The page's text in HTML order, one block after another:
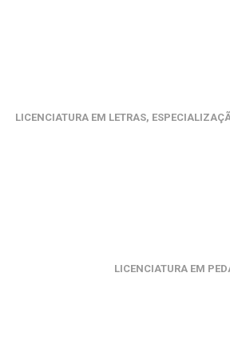
LICENCIATURA EM LETRAS,
LICENCIATURA EM